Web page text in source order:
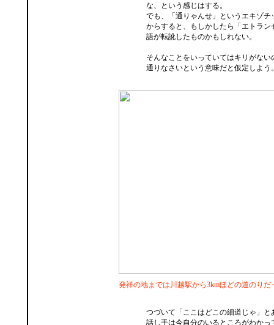
な、という感じはする。
でも、「通りゃんせ」というエキゾチ
からすると、もしかしたら「エトラン
語が転訛したものかもしれない。
そんなことをいっていてはキリがない
通りなさいという意味だと仮定しよう
発祥の地までは川越駅から3kmほどの道のりだ
つづいて「ここはどこの細道じゃ」と
話し手は今自分のいるところがわかっ